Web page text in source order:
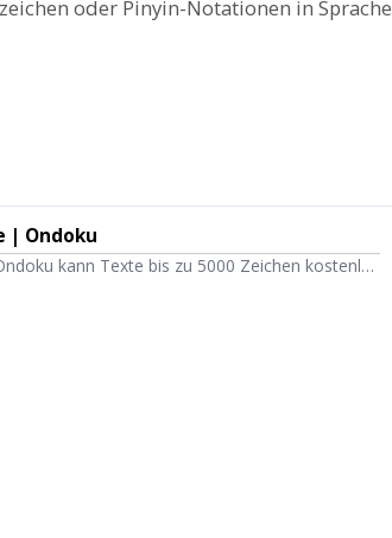
oder Pinyin-Notationen in Sprache
| Ondoku
kann Texte bis zu 5000 Zeichen kostenlos